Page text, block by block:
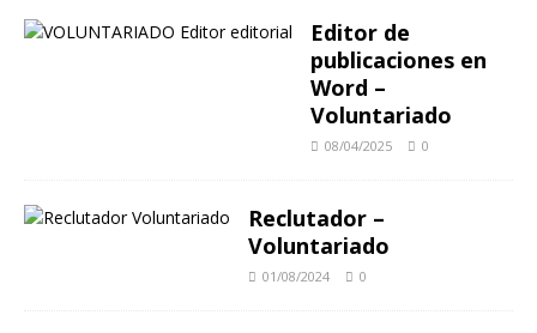
Editor de
publicaciones en
Word –
Voluntariado
08/04/2025 0
Reclutador –
Voluntariado
01/08/2024 0